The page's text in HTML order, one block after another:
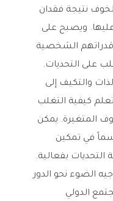
نتيجة فقدان
عليها. ويصبح على
قدراتهم الشخصية
على التحديات.
والتكيف إلى
كيفية التغلب
المتغيرة. يمكن
في تمكين
التحديات بفعالية.
الضوء نحو الدور
الدولي